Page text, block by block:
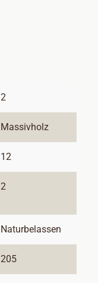
2
Massivholz
12
2
Naturbelassen
205